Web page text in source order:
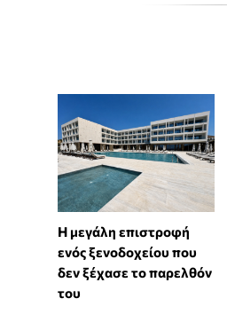
Η μεγάλη επιστροφή
ενός ξενοδοχείου που
δεν ξέχασε το παρελθόν
του